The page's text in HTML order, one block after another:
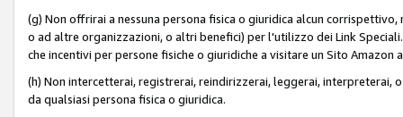
(g) Non offrirai a nessuna persona fisica o giuridica alcun
o ad altre organizzazioni, o altri benefici) per l'utilizzo dei Link
che incentivi per persone fisiche o giuridiche a visitare un Sito
(h) Non intercetterai, registrerai, reindirizzerai, leggerai,
da qualsiasi persona fisica o giuridica.